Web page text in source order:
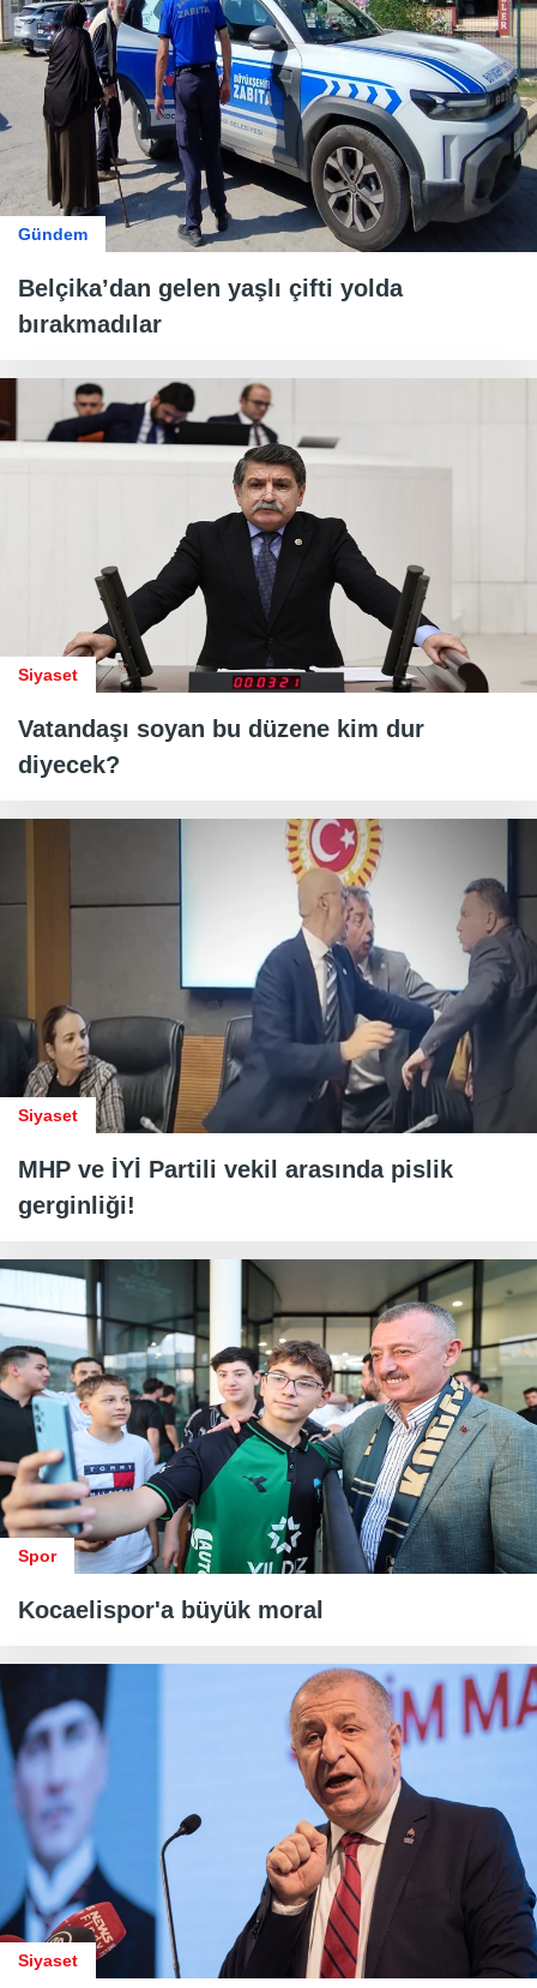
Gündem
Belçika’dan gelen yaşlı çifti yolda
bırakmadılar
Siyaset
Vatandaşı soyan bu düzene kim dur
diyecek?
Siyaset
MHP ve İYİ Partili vekil arasında pislik
gerginliği!
Spor
Kocaelispor'a büyük moral
Siyaset